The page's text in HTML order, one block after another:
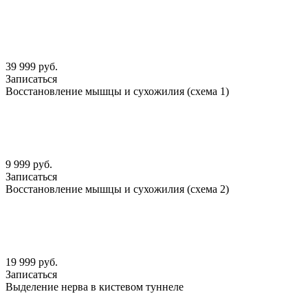
39 999 руб.
Записаться
Восстановление мышцы и сухожилия (схема 1)
9 999 руб.
Записаться
Восстановление мышцы и сухожилия (схема 2)
19 999 руб.
Записаться
Выделение нерва в кистевом туннеле